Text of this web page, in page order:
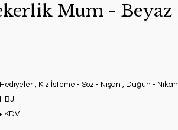
Mum - Beyaz
, Kız İsteme - Söz - Nişan , Düğün - Nikah
KDV